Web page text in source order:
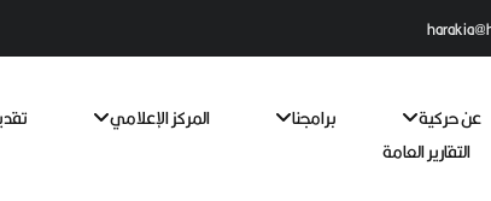
عن حركية برامجنا المركز الإعلامي
التقارير العامة